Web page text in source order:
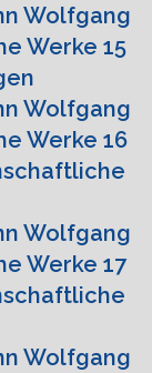
Wolfgang
Werke 15
Wolfgang
Werke 16
Wolfgang
Werke 17
Wolfgang